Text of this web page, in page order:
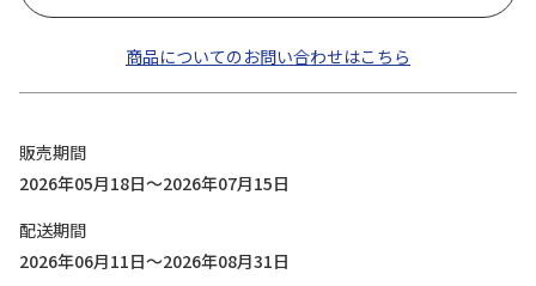
商品についてのお問い合わせはこちら
販売期間
2026年05月18日～2026年07月15日
配送期間
2026年06月11日～2026年08月31日